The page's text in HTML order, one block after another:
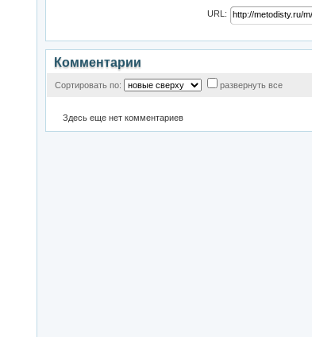
URL:
Комментарии
Сортировать по: развернуть все
Здесь еще нет комментариев